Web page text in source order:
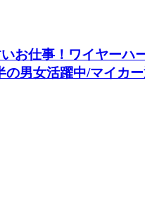
いお仕事！ワイヤー
の男女活躍中/マイカ